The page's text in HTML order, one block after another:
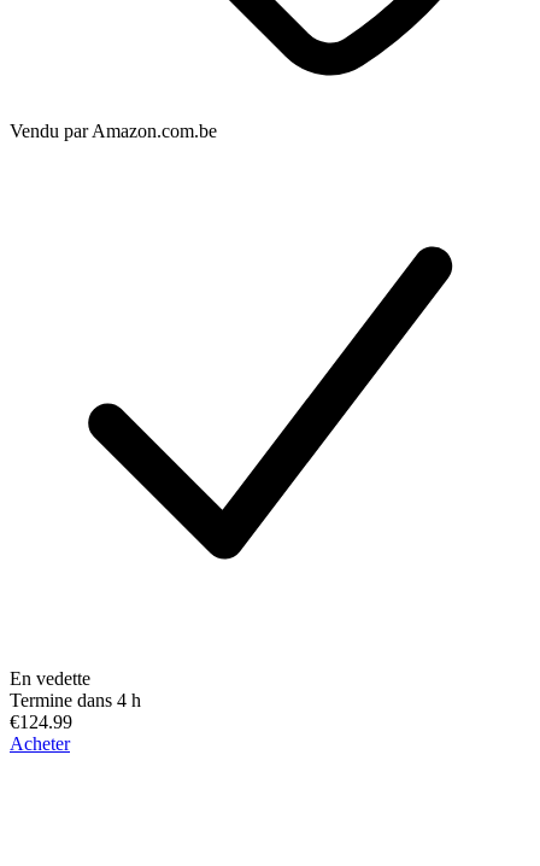
Vendu parAmazon.com.be
En vedette
Termine dans 4 h
€124.99
Acheter